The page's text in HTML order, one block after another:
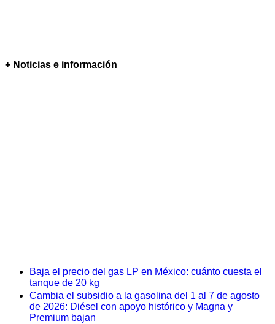
+ Noticias e información
Baja el precio del gas LP en México: cuánto cuesta el
tanque de 20 kg
Cambia el subsidio a la gasolina del 1 al 7 de agosto
de 2026: Diésel con apoyo histórico y Magna y
Premium bajan